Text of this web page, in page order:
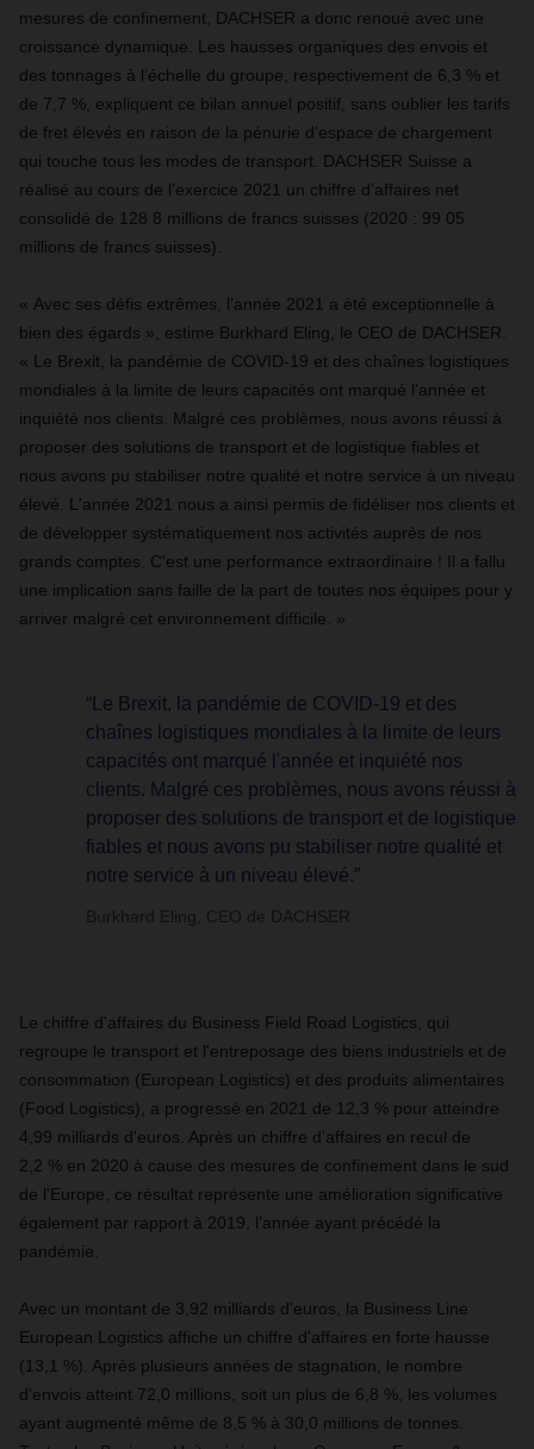
mesures de confinement, DACHSER a donc renoué avec une
croissance dynamique. Les hausses organiques des envois et
des tonnages à l’échelle du groupe, respectivement de 6,3 % et
de 7,7 %, expliquent ce bilan annuel positif, sans oublier les tarifs
de fret élevés en raison de la pénurie d'espace de chargement
qui touche tous les modes de transport. DACHSER Suisse a
réalisé au cours de l’exercice 2021 un chiffre d’affaires net
consolidé de 128 8 millions de francs suisses (2020 : 99 05
millions de francs suisses).
« Avec ses défis extrêmes, l’année 2021 a été exceptionnelle à
bien des égards », estime Burkhard Eling, le CEO de DACHSER.
« Le Brexit, la pandémie de COVID-19 et des chaînes logistiques
mondiales à la limite de leurs capacités ont marqué l'année et
inquiété nos clients. Malgré ces problèmes, nous avons réussi à
proposer des solutions de transport et de logistique fiables et
nous avons pu stabiliser notre qualité et notre service à un niveau
élevé. L'année 2021 nous a ainsi permis de fidéliser nos clients et
de développer systématiquement nos activités auprès de nos
grands comptes. C'est une performance extraordinaire ! Il a fallu
une implication sans faille de la part de toutes nos équipes pour y
arriver malgré cet environnement difficile. »
“Le Brexit, la pandémie de COVID-19 et des
chaînes logistiques mondiales à la limite de leurs
capacités ont marqué l'année et inquiété nos
clients. Malgré ces problèmes, nous avons réussi à
proposer des solutions de transport et de logistique
fiables et nous avons pu stabiliser notre qualité et
notre service à un niveau élevé.”
Burkhard Eling, CEO de DACHSER
Le chiffre d'affaires du Business Field Road Logistics, qui
regroupe le transport et l'entreposage des biens industriels et de
consommation (European Logistics) et des produits alimentaires
(Food Logistics), a progressé en 2021 de 12,3 % pour atteindre
4,99 milliards d'euros. Après un chiffre d'affaires en recul de
2,2 % en 2020 à cause des mesures de confinement dans le sud
de l'Europe, ce résultat représente une amélioration significative
également par rapport à 2019, l’année ayant précédé la
pandémie.
Avec un montant de 3,92 milliards d'euros, la Business Line
European Logistics affiche un chiffre d'affaires en forte hausse
(13,1 %). Après plusieurs années de stagnation, le nombre
d'envois atteint 72,0 millions, soit un plus de 6,8 %, les volumes
ayant augmenté même de 8,5 % à 30,0 millions de tonnes.